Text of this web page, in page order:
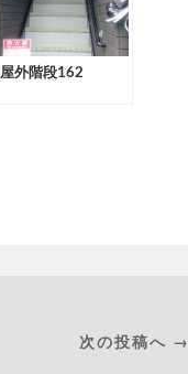
屋外階段162
次の投稿へ →